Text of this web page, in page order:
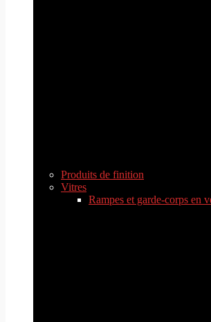
Produits de finition
Vitres
Rampes et garde-corps en